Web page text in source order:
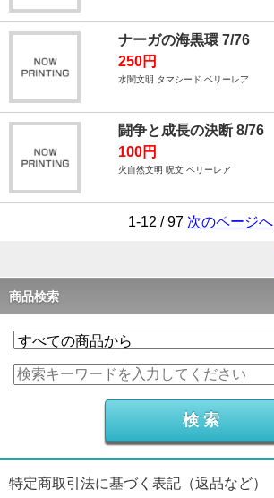
ナーガの海黒環 7/76
250円
水闇文明 タマシード ベリーレア
闘争と成長の決断 8/76
100円
火自然文明 呪文 ベリーレア
1-12 / 97 次のページへ
商品検索
特定商取引法に基づく表記（返品など）